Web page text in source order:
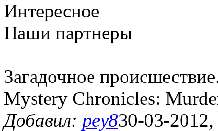
Интересное
Наши партнеры
Загадочное
Mystery Chronicles:
Добавил: pey830-03-